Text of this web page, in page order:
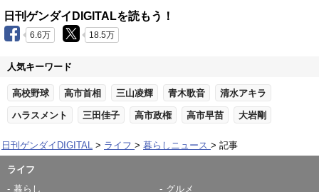
日刊ゲンダイDIGITALを読もう！
6.6万 18.5万
人気キーワード
高校野球 高市首相 三山凌輝 青木歌音 清水アキラ
ハラスメント 三田佳子 高市政権 高市早苗 大岩剛
日刊ゲンダイDIGITAL ライフ 暮らしニュース 記事
ライフ
暮らし
グルメ